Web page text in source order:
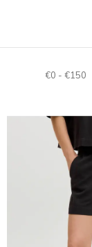
€0 - €150